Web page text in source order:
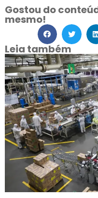
Gostou do
mesmo!
Leia também